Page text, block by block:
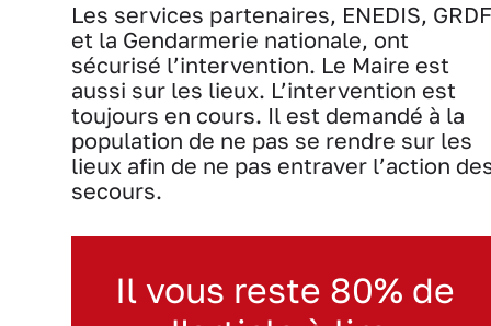
Les services partenaires, ENEDIS, GRDF
et la Gendarmerie nationale, ont
sécurisé l’intervention. Le Maire est
aussi sur les lieux. L’intervention est
toujours en cours. Il est demandé à la
population de ne pas se rendre sur les
lieux afin de ne pas entraver l’action
secours.
Il vous reste 80% de